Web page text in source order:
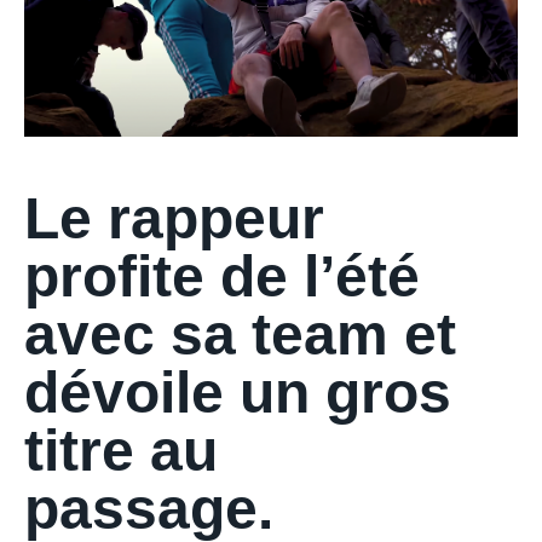
Le rappeur
profite de l’été
avec sa team et
dévoile un gros
titre au
passage.